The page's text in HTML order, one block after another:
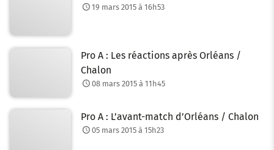
19 mars 2015 à 16h53
Pro A : Les réactions après Orléans /
Chalon
08 mars 2015 à 11h45
Pro A : L’avant-match d’Orléans / Chalon
05 mars 2015 à 15h23